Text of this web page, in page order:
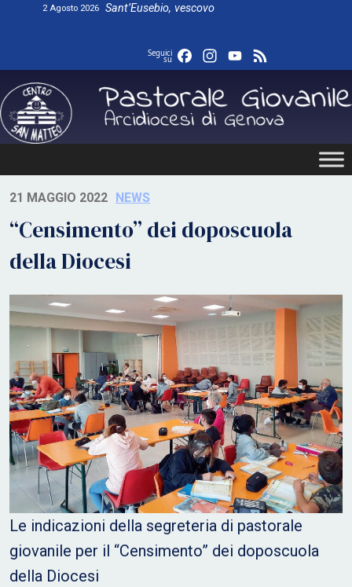
2 Agosto 2026 Sant’Eusebio, vescovo
Seguici
su FacebookInstagram
YouTube
21 MAGGIO 2022 NEWS
“Censimento” dei doposcuola
della Diocesi
Le indicazioni della segreteria di pastorale
giovanile per il “Censimento” dei doposcuola
della Diocesi